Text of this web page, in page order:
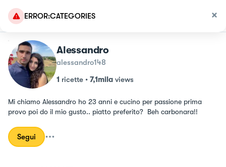
ERROR:CATEGORIES
Alessandro
alessandro148
1 ricette • 7,1mila views
Mi chiamo Alessandro ho 23 anni e cucino per passione prima
provo poi do il mio gusto.. piatto preferito?  Beh carbonara!!
Segui